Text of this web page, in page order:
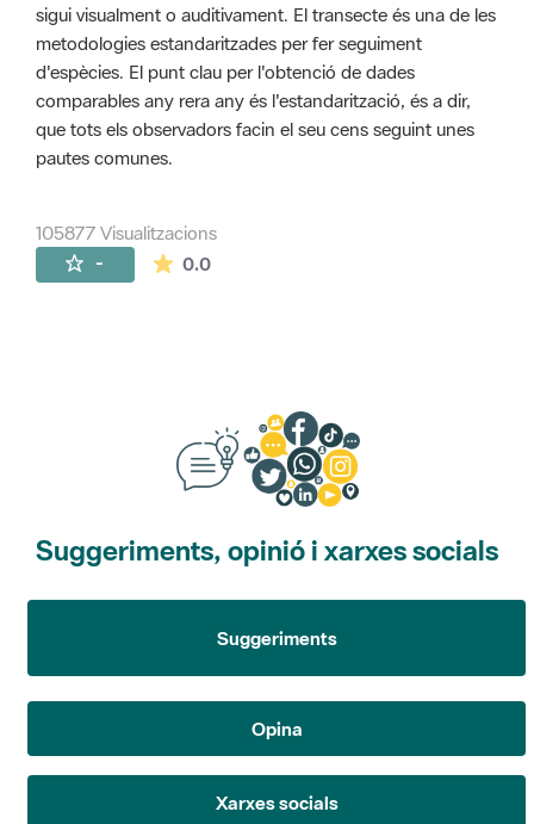
sigui visualment o auditivament. El transecte és una de les
metodologies estandaritzades per fer seguiment
d'espècies. El punt clau per l'obtenció de dades
comparables any rera any és l'estandarització, és a dir,
que tots els observadors facin el seu cens seguint unes
pautes comunes.
105877 Visualitzacions
- 0.0La mitjana de les valoracions és de 0
Suggeriments, opinió i xarxes socials
Suggeriments
Opina
Xarxes socials